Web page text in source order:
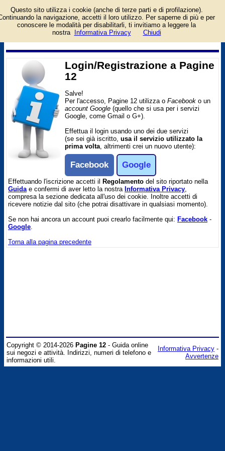
Pagina di login/registrazione
al sito Pagine 12. Per
l'accesso è richiesto un
account facebook o google.
Login/Registrazione a Pagine
12
Salve!
Per l'accesso, Pagine 12 utilizza o Facebook o un
account Google (quello che si usa per i servizi
Google, come Gmail o G+).
Effettua il login usando uno dei due servizi
(se sei già iscritto, usa il servizio utilizzato la
prima volta, altrimenti crei un nuovo utente):
Facebook Google
Effettuando l'iscrizione accetti il Regolamento del sito riportato nella
Guidae confermi di aver letto la nostra Informativa Privacy,
compresa la sezione dedicata all'uso dei cookie. Inoltre accetti di
ricevere notizie dal sito (che potrai disattivare in qualsiasi momento).
Se non hai ancora un account puoi crearlo facilmente qui: Facebook -
Google.
Torna alla pagina precedente
Copyright © 2014-2026 Pagine 12 - Guida online
sui negozi e attività. Indirizzi, numeri di telefono e
informazioni utili.
Informativa Privacy -
Avvertenze
Questo sito utilizza i cookie (anche di terze parti e di profilazione).
la navigazione, accetti il loro utilizzo. Per saperne di più e per
conoscere le modalità per disabilitarli, ti invitiamo a leggere la
nostra
Informativa Privacy Chiudi